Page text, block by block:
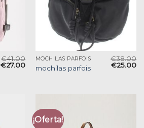
€41.00
€27.00
MOCHILAS PARFOIS
mochilas parfois
€38.00
€25.00
¡Oferta!